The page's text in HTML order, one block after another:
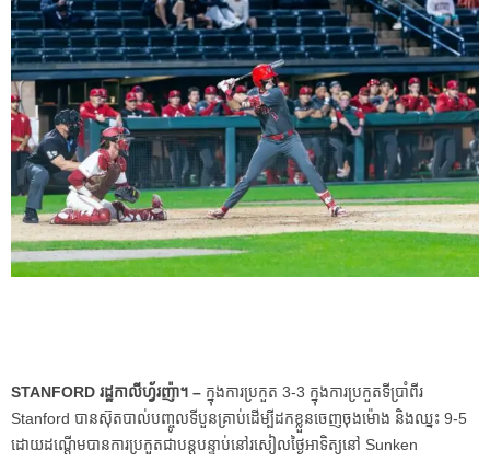
STANFORD រដ្ឋកាលីហ្វ័រញ៉ា។ – ក្នុង​ការ​ប្រកួត 3-3 ក្នុង​ការ​ប្រកួត​ទី​ប្រាំពីរ
Stanford បាន​ស៊ុត​បាល់​បញ្ចូល​ទី​បួន​គ្រាប់​ដើម្បី​ដក​ខ្លួន​ចេញ​ចុង​ម៉ោង និង​ឈ្នះ 9-5
ដោយ​ដណ្តើម​បាន​ការ​ប្រកួត​ជា​បន្ត​បន្ទាប់​នៅ​រសៀល​ថ្ងៃ​អាទិត្យ​នៅ Sunken